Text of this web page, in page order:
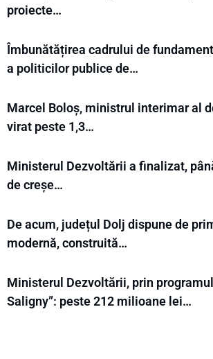
proiecte…
Îmbunătățirea cadrului de
a politicilor publice de…
Marcel Boloș, ministrul interimar al
virat peste 1,3…
Ministerul Dezvoltării a finalizat,
de creșe…
De acum, județul Dolj dispune de
modernă, construită…
Ministerul Dezvoltării, prin programul
Saligny”: peste 212 milioane lei…